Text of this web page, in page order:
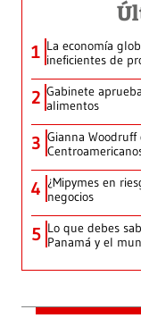
1 La economía
ineficientes de
2 Gabinete
alimentos
3 Gianna
4 ¿Mipymes en
negocios
5 Lo que debes
Panamá y el